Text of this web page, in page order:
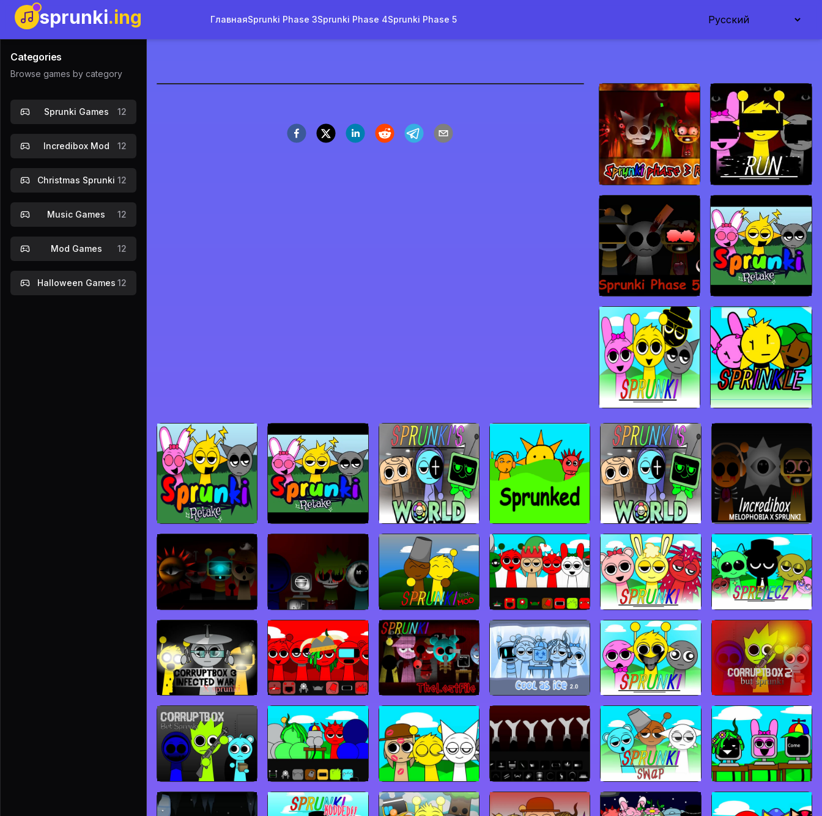
sprunki.ing ГлавнаяSprunki Phase 3Sprunki Phase 4Sprunki Phase 5
Categories
Browse games by category
Sprunki Games 12
Incredibox Mod 12
Christmas Sprunki 12
Music Games 12
Mod Games 12
Halloween Games 12
Играть сейчас